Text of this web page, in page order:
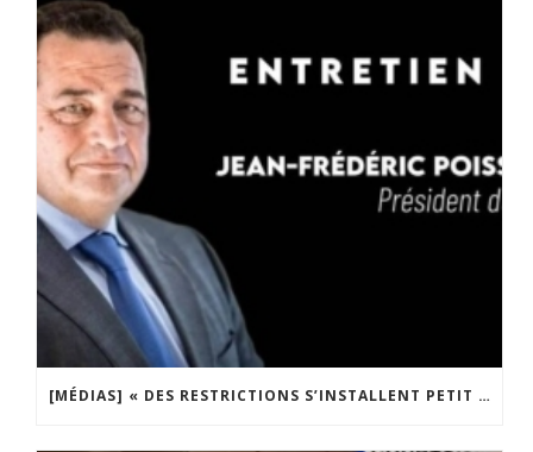
[MÉDIAS] « DES RESTRICTIONS S’INSTALLENT PETIT À PETIT DANS NOTRE PAYS » ENTRETIEN AVEC BOULEVARD VOLTAIRE